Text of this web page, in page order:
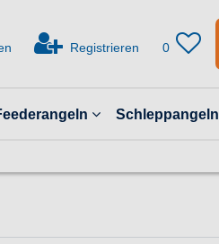
Registrieren 0
Schleppangeln